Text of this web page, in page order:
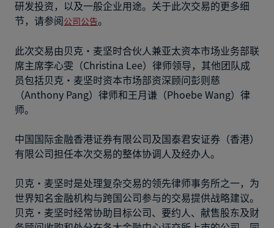
研发投资，以及一般企业用途。关于此次交易的更多细
节，请参阅公司公告。
此次交易由贝克·麦坚时合伙人兼亚太资本市场业务部联
席主席李心雯（Christina Lee）律师领导，其他团队成
员包括贝克·麦坚时资本市场部资深顾问彭则慈
（Anthony Pang）律师和王月谦（Phoebe Wang）律
师。
中国国际金融香港证券有限公司及国泰君安证券（香港）
有限公司担任本次交易的整体协调人及经办人。
贝克·麦坚时是处理复杂交易的领先律师事务所之一，为
世界知名金融机构与跨国公司参与的交易提供战略建议。
贝克·麦坚时经常协助目标公司、要约人、献售股东及财